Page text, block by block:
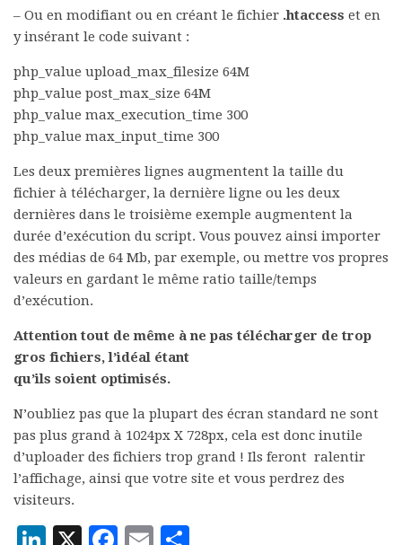
– Ou en modifiant ou en créant le fichier .htaccess et en
y insérant le code suivant :
php_value upload_max_filesize 64M
php_value post_max_size 64M
php_value max_execution_time 300
php_value max_input_time 300
Les deux premières lignes augmentent la taille du
fichier à télécharger, la dernière ligne ou les deux
dernières dans le troisième exemple augmentent la
durée d’exécution du script. Vous pouvez ainsi importer
des médias de 64 Mb, par exemple, ou mettre vos propres
valeurs en gardant le même ratio taille/temps
d’exécution.
Attention tout de même à ne pas télécharger de trop
gros fichiers, l’idéal étant
qu’ils soient optimisés.
N’oubliez pas que la plupart des écran standard ne sont
pas plus grand à 1024px X 728px, cela est donc inutile
d’uploader des fichiers trop grand ! Ils feront ralentir
l’affichage, ainsi que votre site et vous perdrez des
visiteurs.